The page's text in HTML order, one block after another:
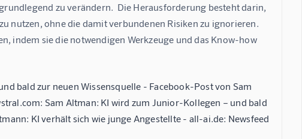
zu verändern.  Die Herausforderung besteht darin,
nutzen, ohne die damit verbundenen Risiken zu ignorieren.
indem sie die notwendigen Werkzeuge und das Know-how
bald zur neuen Wissensquelle - Facebook-Post von Sam
Sam Altman: KI wird zum Junior-Kollegen – und bald
KI verhält sich wie junge Angestellte - all-ai.de: Newsfeed